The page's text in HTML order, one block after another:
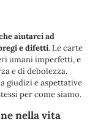
aiutarci ad
e difetti. Le carte
umani imperfetti, e
e di debolezza.
giudizi e aspettative
per come siamo.
nella vita